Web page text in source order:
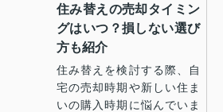
住み替えの売却タイミン
グはいつ？損しない選び
方も紹介
住み替えを検討する際、自
宅の売却時期や新しい住ま
いの購入時期に悩んでいま